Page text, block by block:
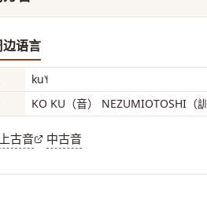
语言
ku˥˧
KO KU（音） NEZUMIOTOSHI（
上古音 中古音